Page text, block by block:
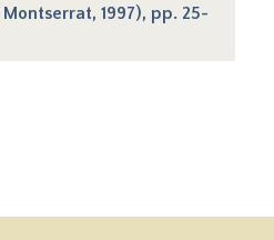
1997), pp. 25-